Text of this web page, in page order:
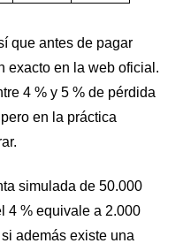
que antes de pagar
exacto en la web oficial.
4 % y 5 % de pérdida
en la práctica
simulada de 50.000
4 % equivale a 2.000
además existe una